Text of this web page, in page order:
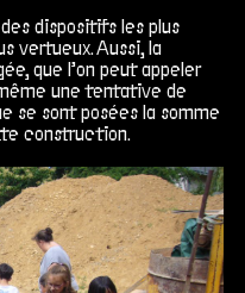
dispositifs les plus
vertueux. Aussi, la
que l’on peut appeler
une tentative de
se sont posées la somme
construction.